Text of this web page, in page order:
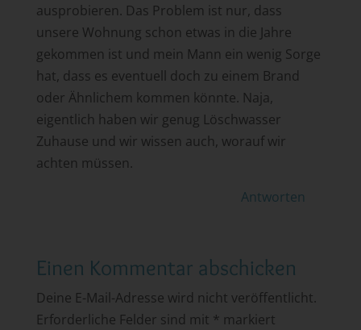
ausprobieren. Das Problem ist nur, dass
unsere Wohnung schon etwas in die Jahre
gekommen ist und mein Mann ein wenig Sorge
hat, dass es eventuell doch zu einem Brand
oder Ähnlichem kommen könnte. Naja,
eigentlich haben wir genug Löschwasser
Zuhause und wir wissen auch, worauf wir
achten müssen.
Antworten
Einen Kommentar abschicken
Deine E-Mail-Adresse wird nicht veröffentlicht.
Erforderliche Felder sind mit * markiert